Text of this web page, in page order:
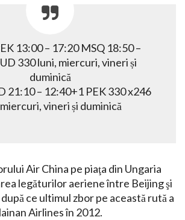
13:00 – 17:20 MSQ 18:50 –
330 luni, miercuri, vineri și
duminică
21:10 – 12:40+1 PEK 330 x246
vineri și duminică
Air China pe piaţa din Ungaria
legăturilor aeriene între Beijing şi
ce ultimul zbor pe această rută a
Airlines în 2012.